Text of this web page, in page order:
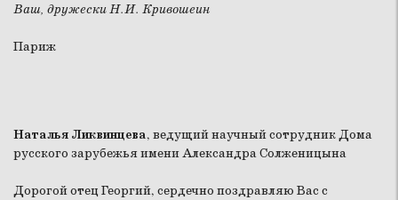
Ваш, дружески Н.И. Кривошеин
Париж
Наталья Ликвинцева, ведущий научный сотрудник Дома
русского зарубежья имени Александра Солженицына
Дорогой отец Георгий, сердечно поздравляю Вас с